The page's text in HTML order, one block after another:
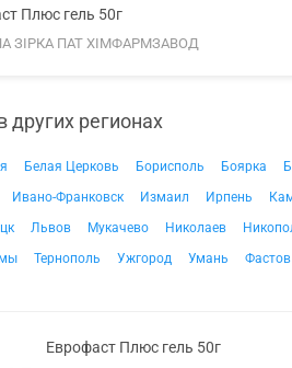
Плюс гель 50г
ЗІРКА ПАТ ХІМФАРМЗАВОД
других регионах
Белая Церковь Борисполь Боярка
Ивано-Франковск Измаил Ирпень
Львов Мукачево Николаев
Тернополь Ужгород Умань Фастов
Еврофаст Плюс гель 50г